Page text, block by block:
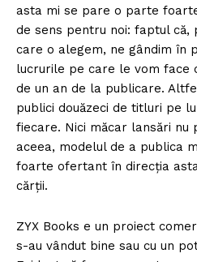
asta mi se pare o parte
de sens pentru noi: faptul
care o alegem, ne gândim în
lucrurile pe care le vom face
de un an de la publicare.
publici douăzeci de titluri pe
fiecare. Nici măcar lansări nu
aceea, modelul de a publica
foarte ofertant în direcția
cărții.
ZYX Books e un proiect
s-au vândut bine sau cu un